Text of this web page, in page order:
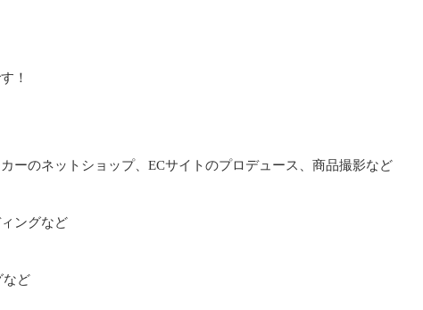
！
ーのネットショップ、ECサイトのプロデュース、商品撮影など
ングなど
など